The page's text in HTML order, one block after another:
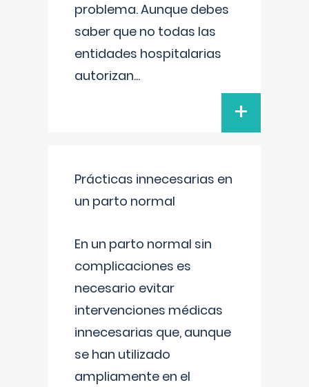
problema. Aunque debes
saber que no todas las
entidades hospitalarias
autorizan...
+
Prácticas innecesarias en
un parto normal
En un parto normal sin
complicaciones es
necesario evitar
intervenciones médicas
innecesarias que, aunque
se han utilizado
ampliamente en el